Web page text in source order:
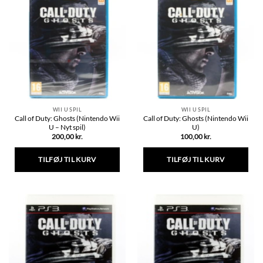
WII U SPIL
Call of Duty: Ghosts (Nintendo Wii
U – Nyt spil)
200,00 kr.
TILFØJ TIL KURV
WII U SPIL
Call of Duty: Ghosts (Nintendo Wii
U)
100,00 kr.
TILFØJ TIL KURV